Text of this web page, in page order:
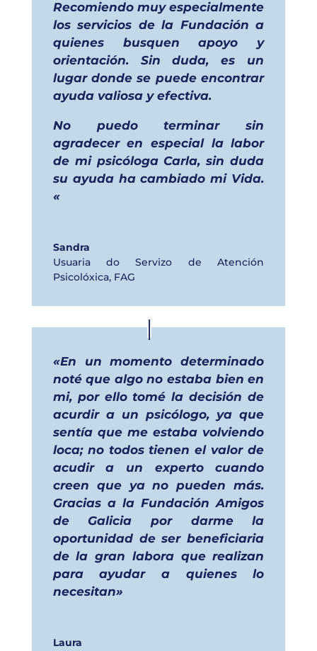
Recomiendo muy especialmente
los servicios de la Fundación a
quienes busquen apoyo y
orientación. Sin duda, es un
lugar donde se puede encontrar
ayuda valiosa y efectiva.
No puedo terminar sin
agradecer en especial la labor
de mi psicóloga Carla, sin duda
su ayuda ha cambiado mi Vida.
«
Sandra
Usuaria do Servizo de Atención
Psicolóxica, FAG
«En un momento determinado
noté que algo no estaba bien en
mi, por ello tomé la decisión de
acurdir a un psicólogo, ya que
sentía que me estaba volviendo
loca; no todos tienen el valor de
acudir a un experto cuando
creen que ya no pueden más.
Gracias a la Fundación Amigos
de Galicia por darme la
oportunidad de ser beneficiaria
de la gran labora que realizan
para ayudar a quienes lo
necesitan»
Laura